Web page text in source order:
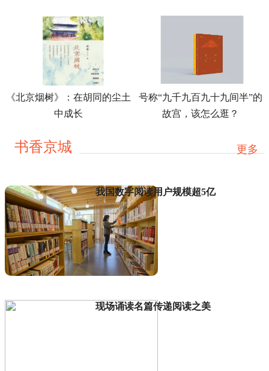
《北京烟树》：在胡同的尘土
中成长
号称“九千九百九十九间半”的
故宫，该怎么逛？
书香京城 更多
我国数字阅读用户规模超5亿
现场诵读名篇传递阅读之美